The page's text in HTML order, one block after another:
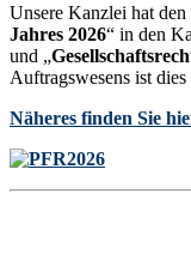
Unsere Kanzlei hat
Jahres 2026“ in den
und „
Auftragswesens ist
Näheres finden Sie